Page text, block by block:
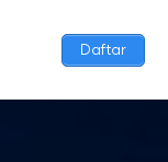
Daftar